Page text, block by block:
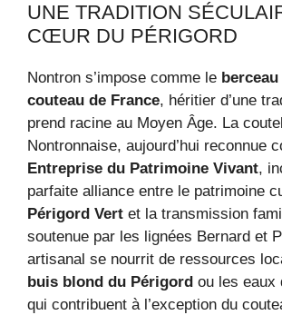
UNE TRADITION
CŒUR DU PÉRIGORD
Nontron s’impose comme le
couteau de France, héritier d’une
prend racine au Moyen Âge. La
Nontronnaise, aujourd’hui reconnue
Entreprise du Patrimoine Vivant,
parfaite alliance entre le patrimoine
Périgord Vert et la transmission
soutenue par les lignées Bernard et
artisanal se nourrit de ressources
buis blond du Périgord ou les eaux
qui contribuent à l’exception du